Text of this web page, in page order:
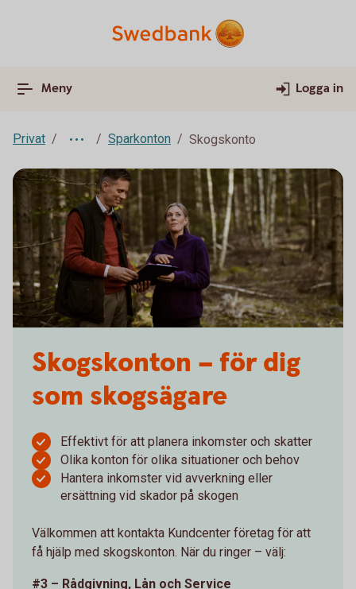
Meny Logga in
Privat Sparkonton Skogskonto
Skogskonton – för dig
som skogsägare
Effektivt för att planera inkomster och skatter
Olika konton för olika situationer och behov
Hantera inkomster vid avverkning eller
ersättning vid skador på skogen
Välkommen att kontakta Kundcenter företag för att
få hjälp med skogskonton. När du ringer – välj:
#3 – Rådgivning, Lån och Service